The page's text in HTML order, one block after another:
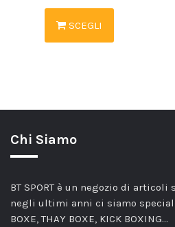
SCEGLI
Chi Siamo
BT SPORT è un negozio di
negli ultimi anni ci siamo
BOXE, THAY BOXE, KICK BOXING…